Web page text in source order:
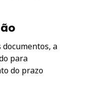
documentos, a
para
do prazo